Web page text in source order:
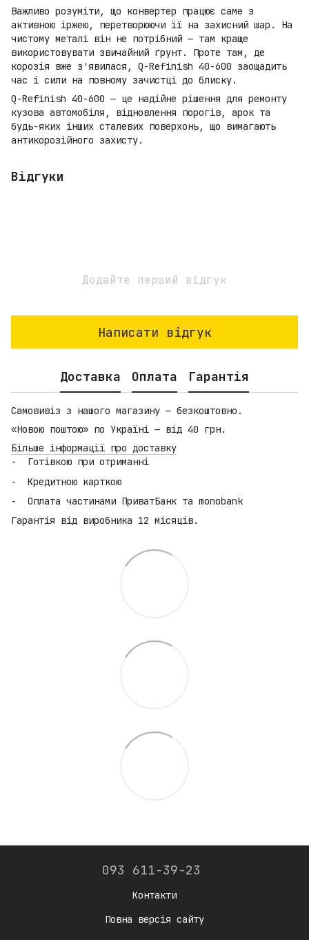
Важливо розуміти, що конвертер працює саме з
активною іржею, перетворюючи її на захисний шар. На
чистому металі він не потрібний — там краще
використовувати звичайний ґрунт. Проте там, де
корозія вже з'явилася, Q-Refinish 40-600 заощадить
час і сили на повному зачистці до блиску.
Q-Refinish 40-600 — це надійне рішення для ремонту
кузова автомобіля, відновлення порогів, арок та
будь-яких інших сталевих поверхонь, що вимагають
антикорозійного захисту.
Відгуки
Додайте перший відгук
Написати відгук
Доставка Оплата Гарантія
Самовивіз з нашого магазину — безкоштовно.
«Новою поштою» по Україні — від 40 грн.
Більше інформації про доставку
Готівкою при отриманні
Кредитною карткою
Оплата частинами ПриватБанк та monobank
Гарантія від виробника 12 місяців.
093 611-39-23
Контакти
Повна версія сайту